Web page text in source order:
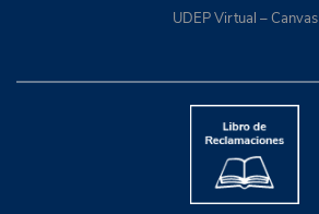
UDEP Virtual – Canvas